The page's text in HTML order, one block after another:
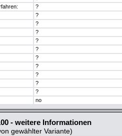
?
?
?
?
?
?
?
?
?
?
?
no
- weitere Informationen
gewählter Variante)